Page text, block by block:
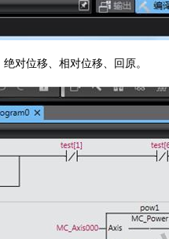
对位移、相对位移、回原。